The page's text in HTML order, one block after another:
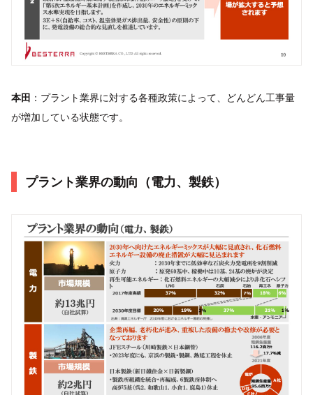
本田 ：プラント業界に対する各種政策によって、どんどん工事量
が増加している状態です。
プラント業界の動向（電力、製鉄）